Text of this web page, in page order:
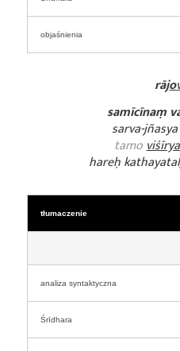
objaśnienia
rājo
samīcīnaṃ
sarva-
tamo
hareḥ
tłumaczenie
analiza syntaktyczna
Śrīdhara